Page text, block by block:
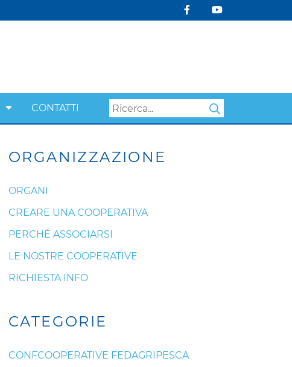
CONTATTI
ORGANIZZAZIONE
ORGANI
CREARE UNA COOPERATIVA
PERCHÉ ASSOCIARSI
LE NOSTRE COOPERATIVE
RICHIESTA INFO
CATEGORIE
CONFCOOPERATIVE FEDAGRIPESCA